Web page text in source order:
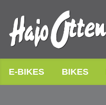
E-BIKES BIKES